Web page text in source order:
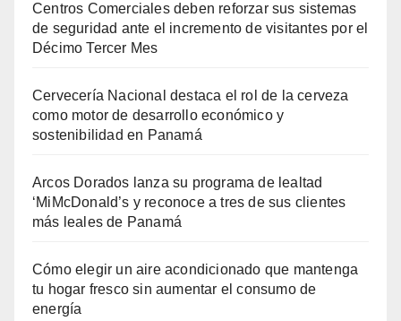
Centros Comerciales deben reforzar sus sistemas
de seguridad ante el incremento de visitantes por el
Décimo Tercer Mes
Cervecería Nacional destaca el rol de la cerveza
como motor de desarrollo económico y
sostenibilidad en Panamá
Arcos Dorados lanza su programa de lealtad
‘MiMcDonald’s y reconoce a tres de sus clientes
más leales de Panamá
Cómo elegir un aire acondicionado que mantenga
tu hogar fresco sin aumentar el consumo de
energía